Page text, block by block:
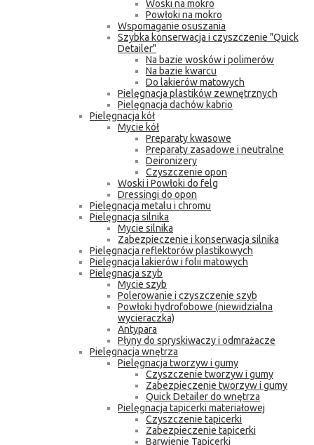
Woski na mokro
Powłoki na mokro
Wspomaganie osuszania
Szybka konserwacja i czyszczenie "Quick
Detailer"
Na bazie wosków i polimerów
Na bazie kwarcu
Do lakierów matowych
Pielęgnacja plastików zewnętrznych
Pielęgnacja dachów kabrio
Pielęgnacja kół
Mycie kół
Preparaty kwasowe
Preparaty zasadowe i neutralne
Deironizery
Czyszczenie opon
Woski i Powłoki do felg
Dressingi do opon
Pielęgnacja metalu i chromu
Pielęgnacja silnika
Mycie silnika
Zabezpieczenie i konserwacja silnika
Pielęgnacja reflektorów plastikowych
Pielęgnacja lakierów i folii matowych
Pielęgnacja szyb
Mycie szyb
Polerowanie i czyszczenie szyb
Powłoki hydrofobowe (niewidzialna
wycieraczka)
Antypara
Płyny do spryskiwaczy i odmrażacze
Pielęgnacja wnętrza
Pielęgnacja tworzyw i gumy
Czyszczenie tworzyw i gumy
Zabezpieczenie tworzyw i gumy
Quick Detailer do wnętrza
Pielęgnacja tapicerki materiałowej
Czyszczenie tapicerki
Zabezpieczenie tapicerki
Barwienie Tapicerki